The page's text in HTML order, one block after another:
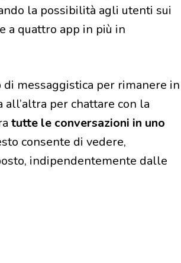
la possibilità agli utenti sui
a quattro app in più in
messaggistica per rimanere in
per chattare con la
tutte le conversazioni in uno
consente di vedere,
indipendentemente dalle